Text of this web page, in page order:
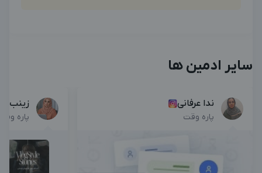
سایر ادمین ها
ندا عرفانی
پاره وقت
زینب
پاره